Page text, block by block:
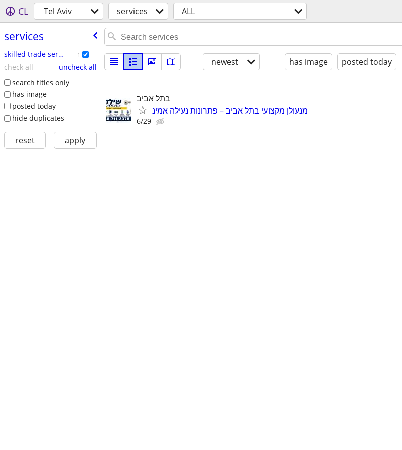
CL Tel Aviv services ALL
services
skilled trade services 1
check all
uncheck all
search titles only
has image
posted today
hide duplicates
reset apply
newest has image posted today
בתל אביב
מנעולן מקצועי בתל אביב – פתרונות נעילה אמינ
6/29